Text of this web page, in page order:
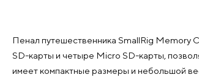
Пенал путешественника SmallRig Memory
SD-карты и четыре Micro SD-карты,
имеет компактные размеры и небольшой